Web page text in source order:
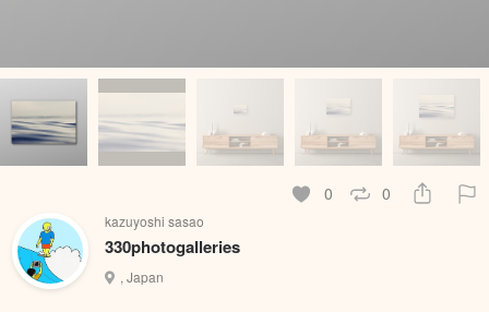
0 0
kazuyoshi sasao
330photogalleries
, Japan